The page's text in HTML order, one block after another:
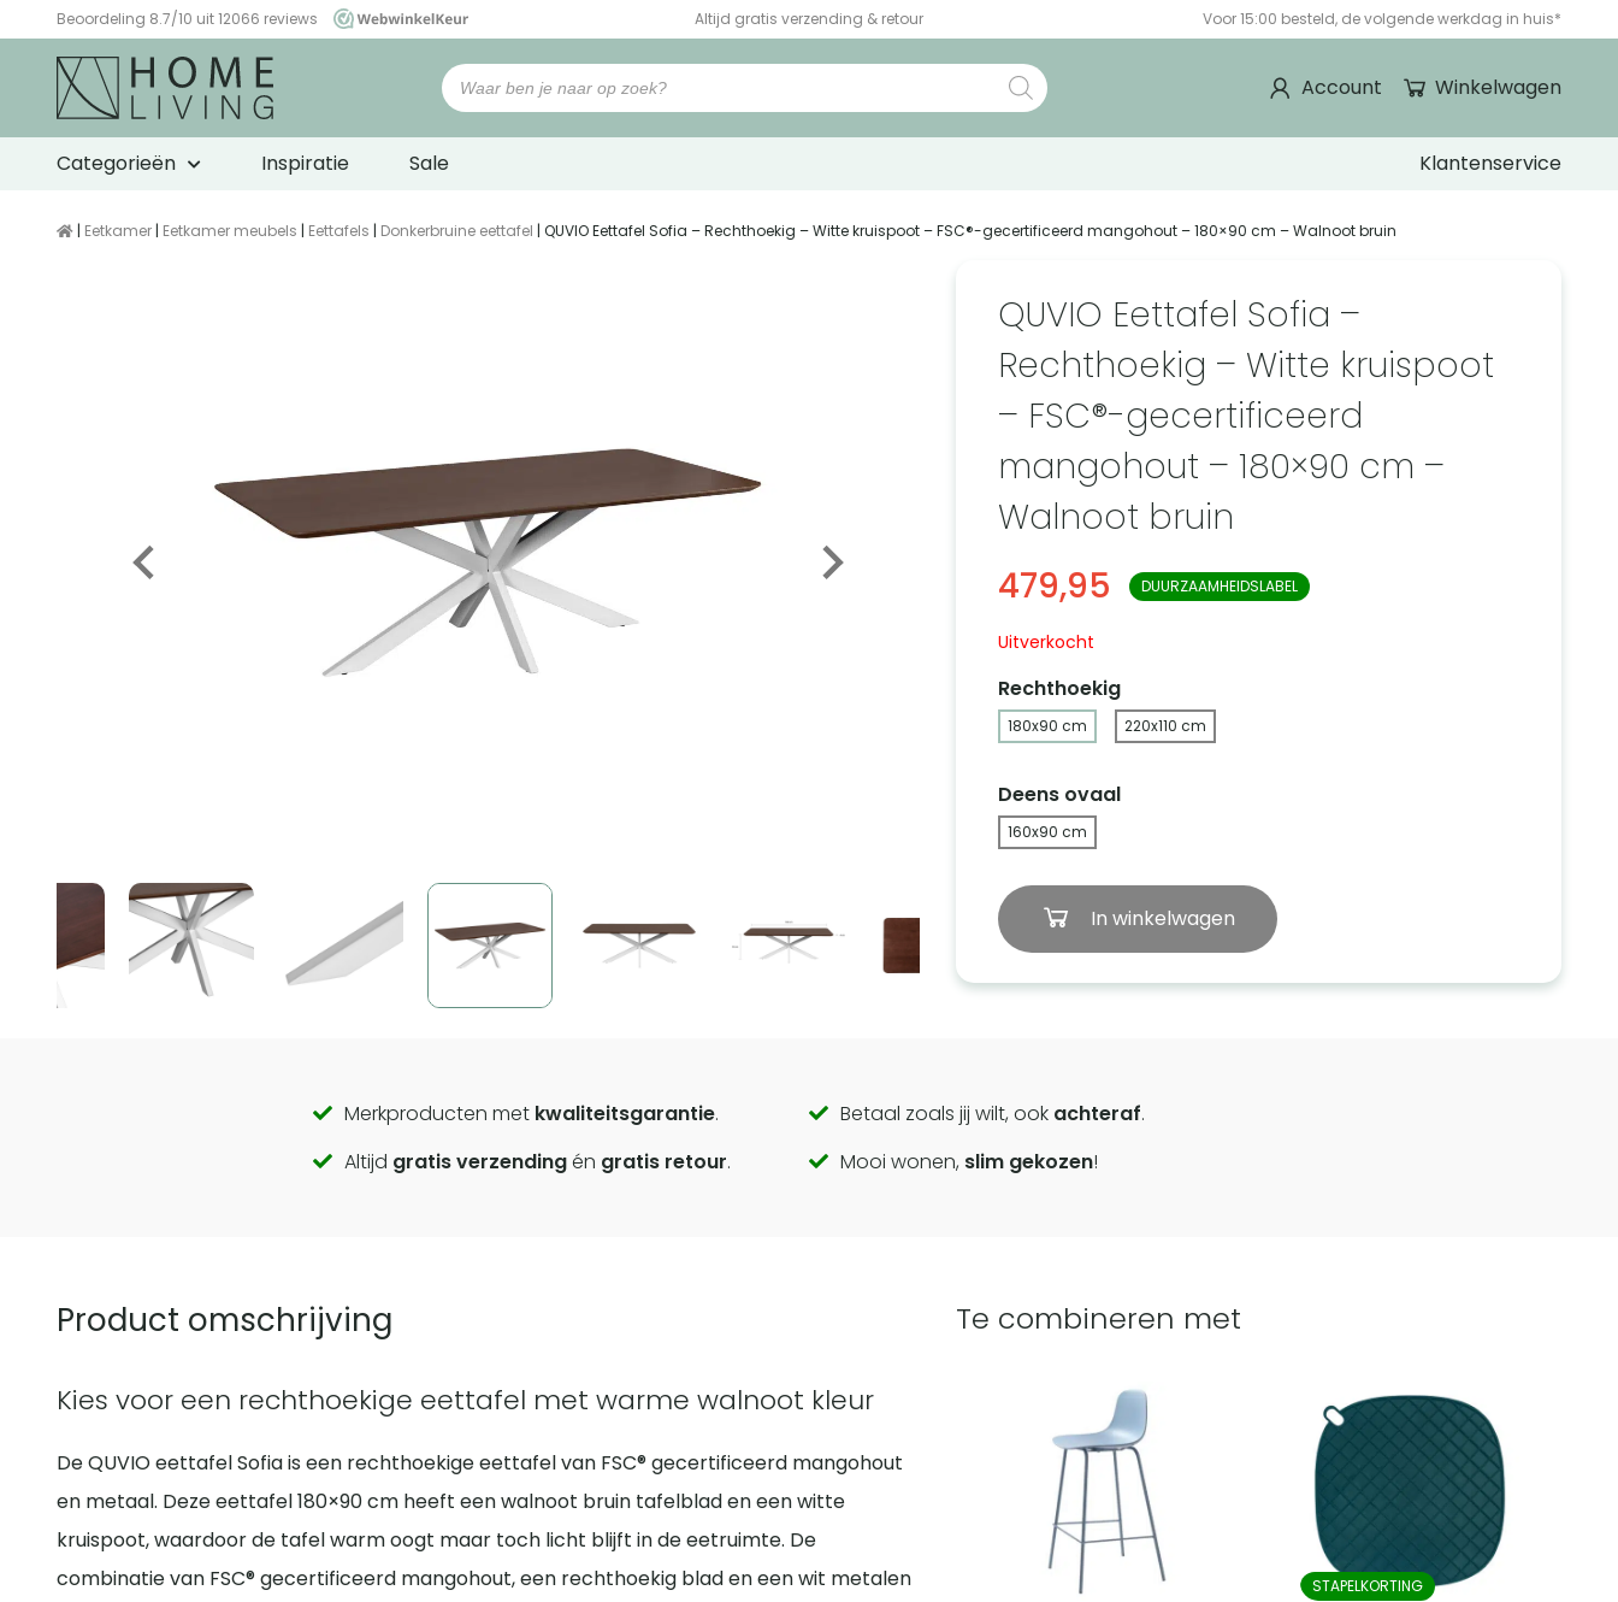
Beoordeling 8.7/10 uit 12066 reviews
WebwinkelKeur
Altijd gratis verzending & retour Voor 15:00 besteld, de volgende werkdag in huis*
Winkelwagen
Account
Categorieën Inspiratie Sale Klantenservice
| Eetkamer | Eetkamer meubels | Eettafels | Donkerbruine eettafel | QUVIO Eettafel Sofia – Rechthoekig – Witte kruispoot – FSC®-gecertificeerd mangohout – 180×90 cm – Walnoot bruin
QUVIO Eettafel Sofia –
Rechthoekig – Witte kruispoot
– FSC®-gecertificeerd
mangohout – 180×90 cm –
Walnoot bruin
479,95
DUURZAAMHEIDSLABEL
Uitverkocht
Rechthoekig
180x90 cm 220x110 cm
Deens ovaal
160x90 cm
In winkelwagen
Call
to
Merkproducten met kwaliteitsgarantie. Betaal zoals jij wilt, ook achteraf.
Altijd gratis verzendingén gratis retour. Mooi wonen, slim gekozen!
Product omschrijving
Kies voor een rechthoekige eettafel met warme walnoot kleur
De QUVIO eettafel Sofia is een rechthoekige eettafel van FSC® gecertificeerd mangohout
en metaal. Deze eettafel 180×90 cm heeft een walnoot bruin tafelblad en een witte
kruispoot, waardoor de tafel warm oogt maar toch licht blijft in de eetruimte. De
combinatie van FSC® gecertificeerd mangohout, een rechthoekig blad en een wit metalen
Te combineren met
STAPELKORTING